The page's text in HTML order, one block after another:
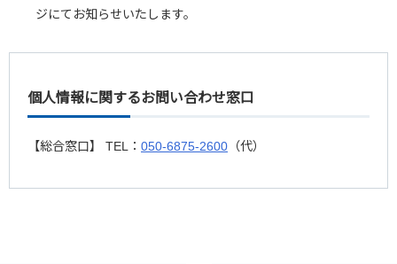
ジにてお知らせいたします。
個人情報に関するお問い合わせ窓口
【総合窓口】 TEL： 050-6875-2600 （代）